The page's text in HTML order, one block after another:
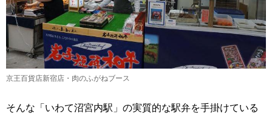
京王百貨店新宿店・肉のふがねブース
そんな「いわて沼宮内駅」の実質的な駅弁を手掛けている